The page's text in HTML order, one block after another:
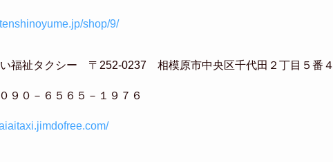
shop/9/
福祉タクシー 〒252-0237 相模原市中央区千代田２丁目５番４
９０－６５６５－１９７６